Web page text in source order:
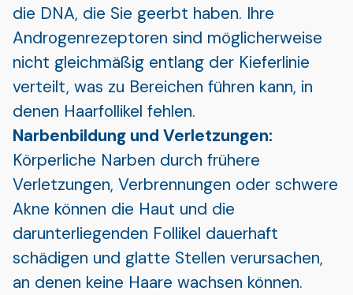
die DNA, die Sie geerbt haben. Ihre
Androgenrezeptoren sind möglicherweise
nicht gleichmäßig entlang der Kieferlinie
verteilt, was zu Bereichen führen kann, in
denen Haarfollikel fehlen.
Narbenbildung und Verletzungen:
Körperliche Narben durch frühere
Verletzungen, Verbrennungen oder schwere
Akne können die Haut und die
darunterliegenden Follikel dauerhaft
schädigen und glatte Stellen verursachen,
an denen keine Haare wachsen können.